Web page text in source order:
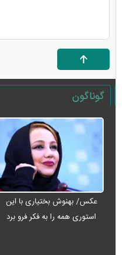
گوناگون
عکس/ بهنوش بختیاری با این
استوری همه را به فکر فرو برد